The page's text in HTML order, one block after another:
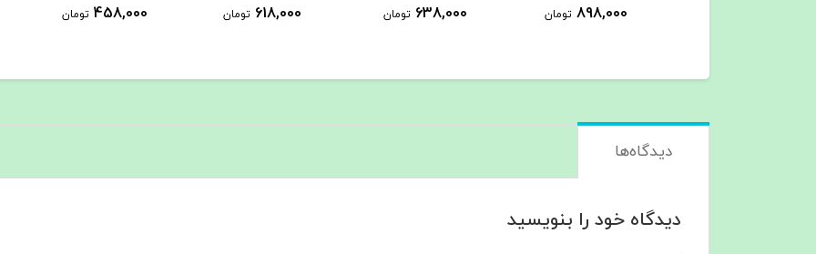
638,000 تومان 618,000 تومان 458,000 تومان 458,000 تومان
دیدگاه‌ها
دیدگاه خود را بنویسید